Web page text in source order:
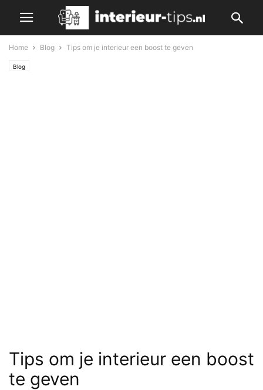
Home Blog Tips om je interieur een boost te geven
Blog
Tips om je interieur een boost
te geven